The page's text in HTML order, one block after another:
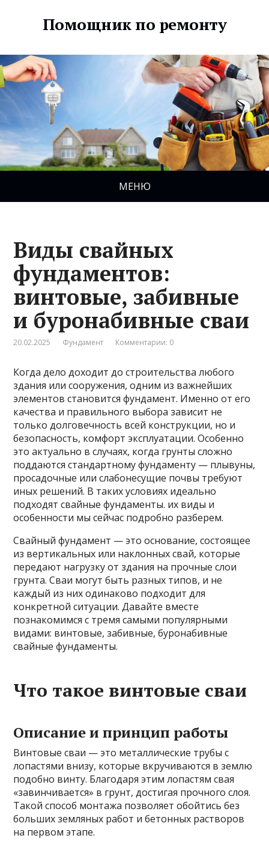
Помощник по ремонту
МЕНЮ
Виды свайных
фундаментов:
винтовые, забивные
и буронабивные сваи
20.02.2025 Фундамент Комментарии: 0
Когда дело доходит до строительства любого
здания или сооружения, одним из важнейших
элементов становится фундамент. Именно от его
качества и правильного выбора зависит не
только долговечность всей конструкции, но и
безопасность, комфорт эксплуатации. Особенно
это актуально в случаях, когда грунты сложно
поддаются стандартному фундаменту — плывуны,
просадочные или слабонесущие почвы требуют
иных решений. В таких условиях идеально
подходят свайные фундаменты. их виды и
особенности мы сейчас подробно разберем.
Свайный фундамент — это основание, состоящее
из вертикальных или наклонных свай, которые
передают нагрузку от здания на прочные слои
грунта. Сваи могут быть разных типов, и не
каждый из них одинаково подходит для
конкретной ситуации. Давайте вместе
познакомимся с тремя самыми популярными
видами: винтовые, забивные, буронабивные
свайные фундаменты.
Что такое винтовые сваи
Описание и принцип работы
Винтовые сваи — это металлические трубы с
лопастями внизу, которые вкручиваются в землю
подобно винту. Благодаря этим лопастям свая
«завинчивается» в грунт, достигая прочного слоя.
Такой способ монтажа позволяет обойтись без
больших земляных работ и бетонных растворов
на первом этапе.